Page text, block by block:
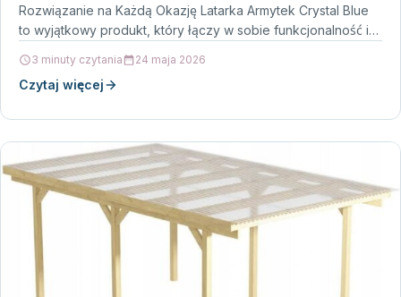
Rozwiązanie na Każdą Okazję Latarka Armytek Crystal Blue
to wyjątkowy produkt, który łączy w sobie funkcjonalność i…
3 minuty czytania 24 maja 2026
Czytaj więcej